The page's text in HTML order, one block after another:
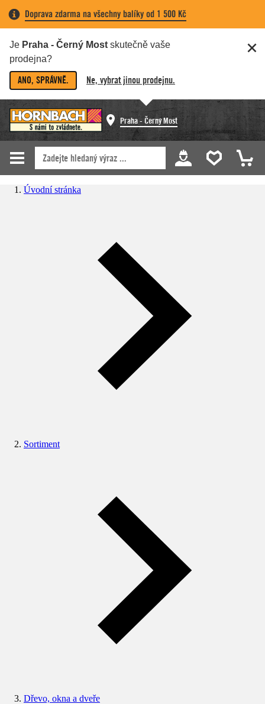
Doprava zdarma na všechny balíky od 1 500 Kč
Je Praha - Černý Most skutečně vaše
prodejna?
ANO, SPRÁVNĚ. Ne, vybrat jinou prodejnu.
Praha - Černý Most
Úvodní stránka
Sortiment
Dřevo, okna a dveře